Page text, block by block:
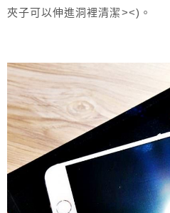
夾子可以伸進洞裡清潔><)。